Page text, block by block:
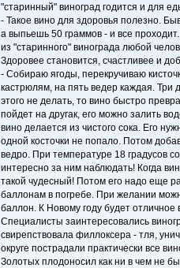
"старинный" виноград годится и для
- Такое вино для здоровья полезно.
а выпьешь 50 граммов - и все
из "старинного" винограда любой
Здоровее становится, счастливее и
- Собираю ягоды, перекручиваю
кастрюлям, на пять ведер каждая.
этого не делать, то вино быстро
пойдет на другак, его можно залить
вино делается из чистого сока. Его
одной косточки не попало. Потом
ведро. При температуре 18 градусов
интересно за ним наблюдать! Когда
такой чудесный! Потом его надо еще
баллонам в погребе. При желании
баллон. К Новому году будет отличное
Специалисты заинтересовались
свирепствовала филлоксера - тля,
округе пострадали практически все
Золотых плодоносил как ни в чем не